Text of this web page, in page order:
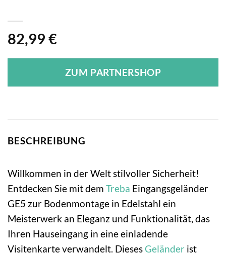
82,99 €
ZUM PARTNERSHOP
BESCHREIBUNG
Willkommen in der Welt stilvoller Sicherheit!
Entdecken Sie mit dem Treba Eingangsgeländer
GE5 zur Bodenmontage in Edelstahl ein
Meisterwerk an Eleganz und Funktionalität, das
Ihren Hauseingang in eine einladende
Visitenkarte verwandelt. Dieses Geländer ist